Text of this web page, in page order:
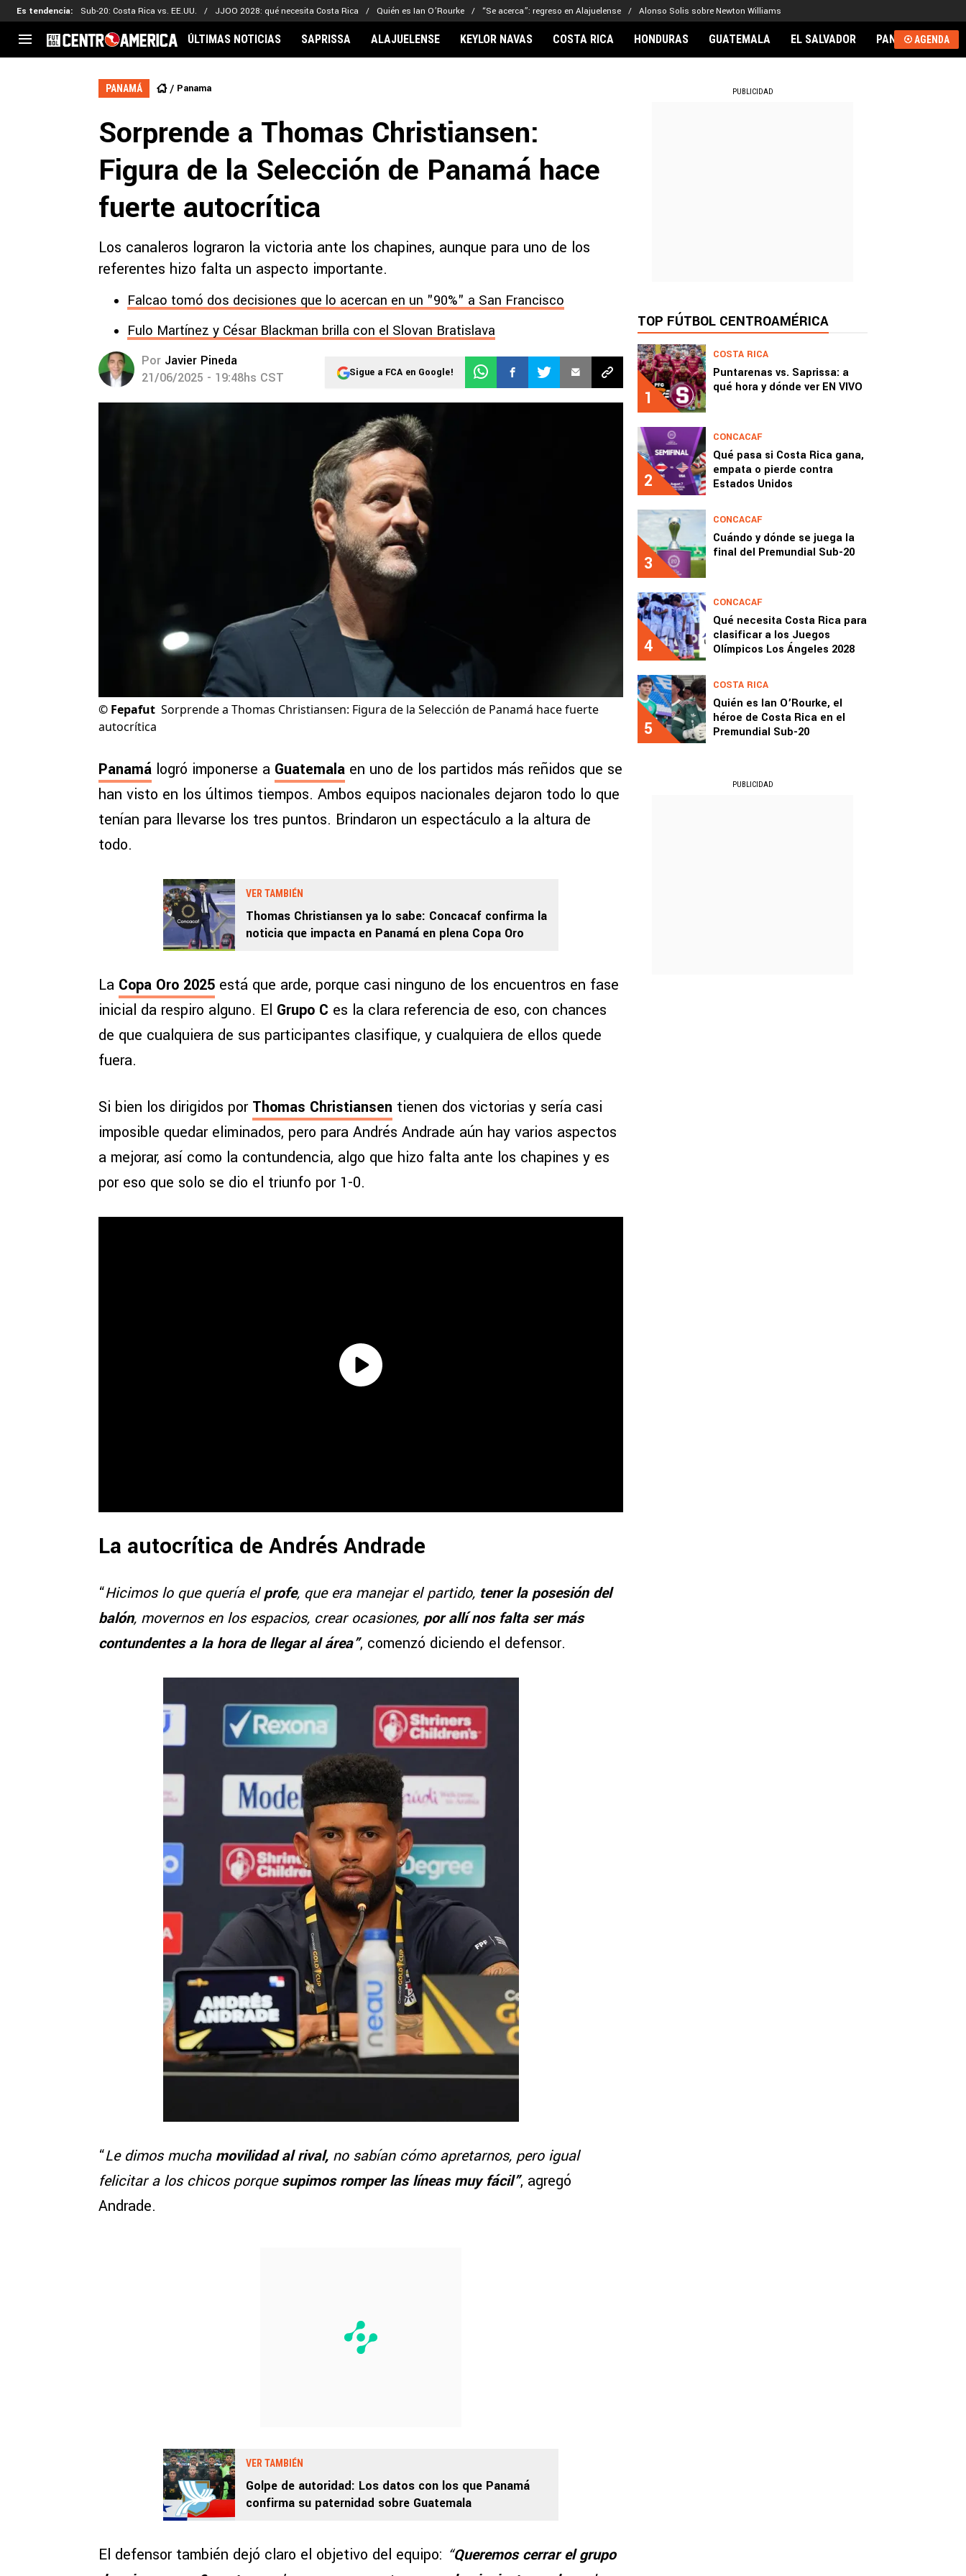
Es tendencia: Sub-20: Costa Rica vs. EE.UU. JJOO 2028: qué necesita Costa Rica Quién es Ian O’Rourke “Se acerca”: regreso en Alajuelense Alonso Solis sobre Newton Williams
CENTROAMÉRICA
CONCACAF
Liga de Naciones
Copa de Campeones
MLS
Kervin Arriaga
Nathaniel Méndez-Laing
Alajuelense
Comunicaciones
Real Estelí
Real Madrid
ÚLTIMAS NOTICIAS SAPRISSA ALAJUELENSE KEYLOR NAVAS COSTA RICA HONDURAS GUATEMALA EL SALVADOR PANAMÁAGENDA
PANAMÁ Panama
Sorprende a Thomas Christiansen:
Figura de la Selección de Panamá hace
fuerte autocrítica
Los canaleros lograron la victoria ante los chapines, aunque para uno de los
referentes hizo falta un aspecto importante.
Falcao tomó dos decisiones que lo acercan en un "90%" a San Francisco
Fulo Martínez y César Blackman brilla con el Slovan Bratislava
Por Javier Pineda
21/06/2025 - 19:48hs CST
Sigue a FCA en Google!
© Fepafut Sorprende a Thomas Christiansen: Figura de la Selección de Panamá hace fuerte
autocrítica
Panamá logró imponerse a Guatemala en uno de los partidos más reñidos que se
han visto en los últimos tiempos. Ambos equipos nacionales dejaron todo lo que
tenían para llevarse los tres puntos. Brindaron un espectáculo a la altura de
todo.
VER TAMBIÉN
Thomas Christiansen ya lo sabe: Concacaf confirma la
noticia que impacta en Panamá en plena Copa Oro
La Copa Oro 2025 está que arde, porque casi ninguno de los encuentros en fase
inicial da respiro alguno. El Grupo C es la clara referencia de eso, con chances
de que cualquiera de sus participantes clasifique, y cualquiera de ellos quede
fuera.
Si bien los dirigidos por Thomas Christiansen tienen dos victorias y sería casi
imposible quedar eliminados, pero para Andrés Andrade aún hay varios aspectos
a mejorar, así como la contundencia, algo que hizo falta ante los chapines y es
por eso que solo se dio el triunfo por 1-0.
La autocrítica de Andrés Andrade
“Hicimos lo que quería elprofe, que era manejar el partido, tener la posesión del
balón, movernos en los espacios, crear ocasiones, por allí nos falta ser más
contundentes a la hora de llegar al área”, comenzó diciendo el defensor.
“Le dimos mucha movilidad al rival, no sabían cómo apretarnos, pero igual
felicitar a los chicos porquesupimos romper las líneas muy fácil”, agregó
Andrade.
VER TAMBIÉN
Golpe de autoridad: Los datos con los que Panamá
confirma su paternidad sobre Guatemala
El defensor también dejó claro el objetivo del equipo: “Queremos cerrar el grupo
PUBLICIDAD
TOP FÚTBOL CENTROAMÉRICA
1
COSTA RICA
Puntarenas vs. Saprissa: a
qué hora y dónde ver EN VIVO
2
CONCACAF
Qué pasa si Costa Rica gana,
empata o pierde contra
Estados Unidos
3
CONCACAF
Cuándo y dónde se juega la
final del Premundial Sub-20
4
CONCACAF
Qué necesita Costa Rica para
clasificar a los Juegos
Olímpicos Los Ángeles 2028
5
COSTA RICA
Quién es Ian O’Rourke, el
héroe de Costa Rica en el
Premundial Sub-20
PUBLICIDAD